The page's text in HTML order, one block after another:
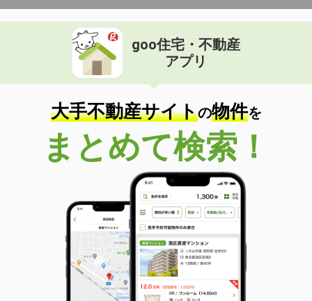
goo住宅・不動産
アプリ
大手不動産サイトの物件を
まとめて検索！